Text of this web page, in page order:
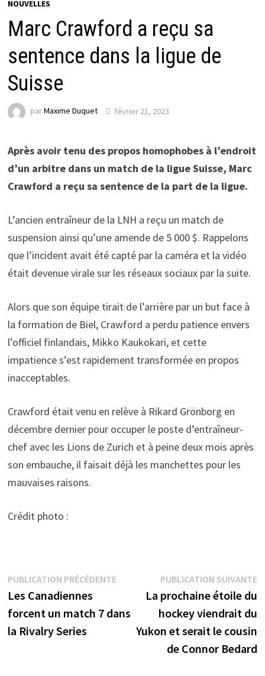
NOUVELLES
Marc Crawford a reçu sa
sentence dans la ligue de
Suisse
parMaxime Duquet février 21, 2023
Après avoir tenu des propos homophobes à l’endroit
d’un arbitre dans un match de la ligue Suisse, Marc
Crawford a reçu sa sentence de la part de la ligue.
L’ancien entraîneur de la LNH a reçu un match de
suspension ainsi qu’une amende de 5 000 $. Rappelons
que l’incident avait été capté par la caméra et la vidéo
était devenue virale sur les réseaux sociaux par la suite.
Alors que son équipe tirait de l’arrière par un but face à
la formation de Biel, Crawford a perdu patience envers
l’officiel finlandais, Mikko Kaukokari, et cette
impatience s’est rapidement transformée en propos
inacceptables.
Crawford était venu en relève à Rikard Grönborg en
décembre dernier pour occuper le poste d’entraîneur-
chef avec les Lions de Zurich et à peine deux mois après
son embauche, il faisait déjà les manchettes pour les
mauvaises raisons.
Crédit photo :
Navigation
de
l’article
PUBLICATION PRÉCÉDENTEPublication
précédente :
Les Canadiennes
forcent un match 7 dans
la Rivalry Series
PUBLICATION SUIVANTE
La prochaine étoile du
hockey viendrait du
Yukon et serait le cousin
de Connor Bedard